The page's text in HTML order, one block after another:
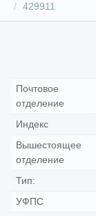
429911
Почтовое
отделение
Индекс
Вышестоящее
отделение
Тип:
УФПС